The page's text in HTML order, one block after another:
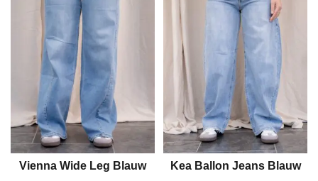
S M L XL
Vienna Wide Leg Blauw S M L XL
Kea Ballon Jeans Blauw